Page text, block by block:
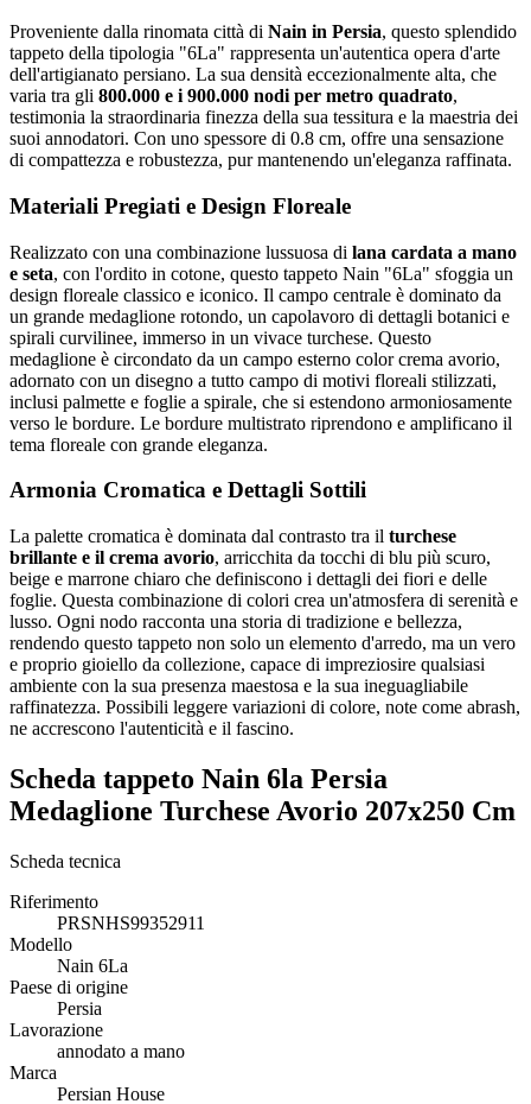
Proveniente dalla rinomata città di Nain in Persia, questo splendido
tappeto della tipologia "6La" rappresenta un'autentica opera d'arte
dell'artigianato persiano. La sua densità eccezionalmente alta, che
varia tra gli 800.000 e i 900.000 nodi per metro quadrato,
testimonia la straordinaria finezza della sua tessitura e la maestria dei
suoi annodatori. Con uno spessore di 0.8 cm, offre una sensazione
di compattezza e robustezza, pur mantenendo un'eleganza raffinata.
Materiali Pregiati e Design Floreale
Realizzato con una combinazione lussuosa di lana cardata a mano
e seta, con l'ordito in cotone, questo tappeto Nain "6La" sfoggia un
design floreale classico e iconico. Il campo centrale è dominato da
un grande medaglione rotondo, un capolavoro di dettagli botanici e
spirali curvilinee, immerso in un vivace turchese. Questo
medaglione è circondato da un campo esterno color crema avorio,
adornato con un disegno a tutto campo di motivi floreali stilizzati,
inclusi palmette e foglie a spirale, che si estendono armoniosamente
verso le bordure. Le bordure multistrato riprendono e amplificano il
tema floreale con grande eleganza.
Armonia Cromatica e Dettagli Sottili
La palette cromatica è dominata dal contrasto tra il turchese
brillante e il crema avorio, arricchita da tocchi di blu più scuro,
beige e marrone chiaro che definiscono i dettagli dei fiori e delle
foglie. Questa combinazione di colori crea un'atmosfera di serenità e
lusso. Ogni nodo racconta una storia di tradizione e bellezza,
rendendo questo tappeto non solo un elemento d'arredo, ma un vero
e proprio gioiello da collezione, capace di impreziosire qualsiasi
ambiente con la sua presenza maestosa e la sua ineguagliabile
raffinatezza. Possibili leggere variazioni di colore, note come abrash,
ne accrescono l'autenticità e il fascino.
Scheda tappeto Nain 6la Persia
Medaglione Turchese Avorio 207x250 Cm
Scheda tecnica
Riferimento
PRSNHS99352911
Modello
Nain 6La
Paese di origine
Persia
Lavorazione
annodato a mano
Marca
Persian House